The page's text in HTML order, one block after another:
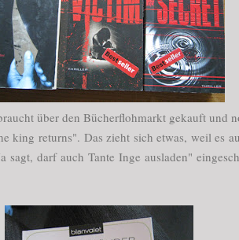
über den Bücherflohmarkt gekauft und
king returns". Das zieht sich etwas, weil es
sagt, darf auch Tante Inge ausladen"